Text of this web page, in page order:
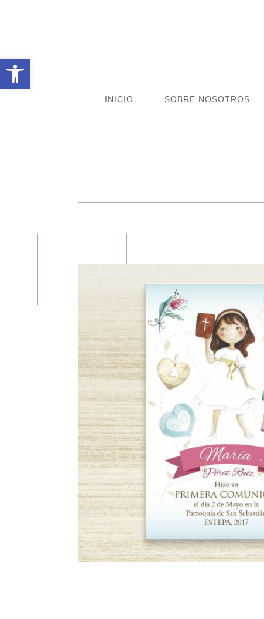
Abrir barra de herramientas
INICIO SOBRE NOSOTROS